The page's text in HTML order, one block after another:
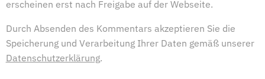
erscheinen erst nach Freigabe auf der Webseite.
Durch Absenden des Kommentars akzeptieren Sie die
Speicherung und Verarbeitung Ihrer Daten gemäß unserer
Datenschutzerklärung.